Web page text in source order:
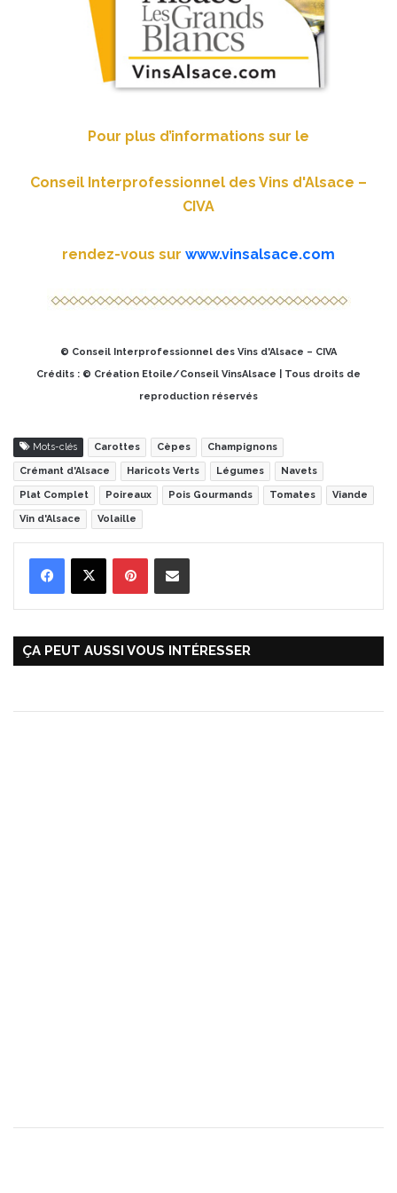
Pour plus d’informations sur le
Conseil Interprofessionnel des Vins d'Alsace –
CIVA
rendez-vous sur www.vinsalsace.com
© Conseil Interprofessionnel des Vins d'Alsace – CIVA
Crédits : © Création Etoile/Conseil VinsAlsace | Tous droits de
reproduction réservés
Mots-clés Carottes Cèpes Champignons
Crémant d'Alsace Haricots Verts Légumes Navets
Plat Complet Poireaux Pois Gourmands Tomates Viande
Vin d'Alsace Volaille
ÇA PEUT AUSSI VOUS INTÉRESSER